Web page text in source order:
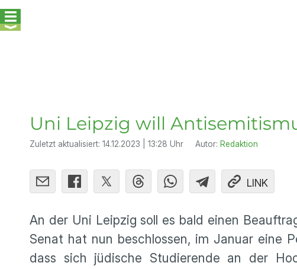
Uni Leipzig will
Zuletzt aktualisiert: 14.12.2023 | 13:28 Uhr Autor: Redaktion
LINK
An der Uni Leipzig soll es bald einen
Senat hat nun beschlossen, im Januar eine
dass sich jüdische Studierende an der